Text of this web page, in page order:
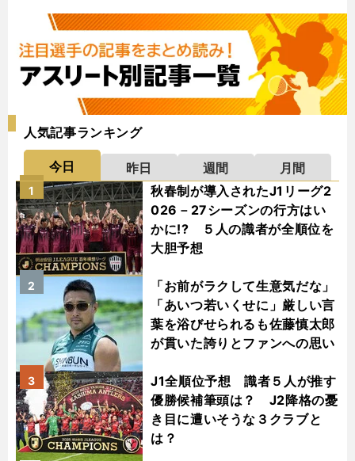
人気記事ランキング
今日 昨日 週間
月間
秋春制が導入されたJ1リーグ2
026－27シーズンの行方はい
かに!? ５人の識者が全順位を
大胆予想
1
「お前がラクして生意気だな」
「あいつ若いくせに」厳しい言
葉を浴びせられるも佐藤慎太郎
が貫いた誇りとファンへの思い
2
J1全順位予想 識者５人が推す
優勝候補筆頭は？ J2降格の憂
き目に遭いそうな３クラブと
は？
3